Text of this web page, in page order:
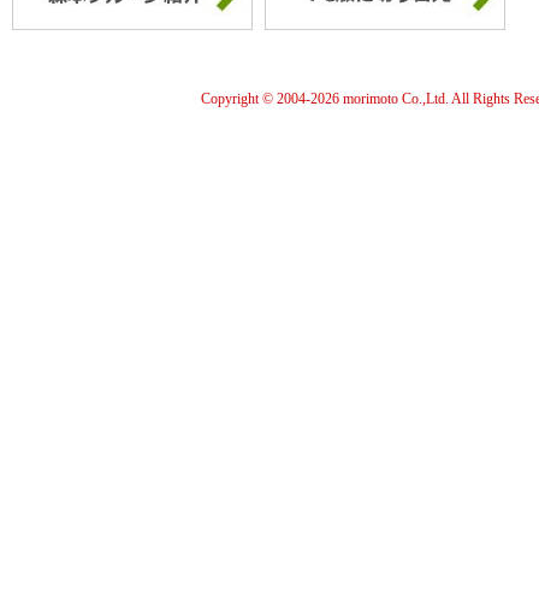
Copyright © 2004-2026 morimoto Co.,Ltd. All Rights